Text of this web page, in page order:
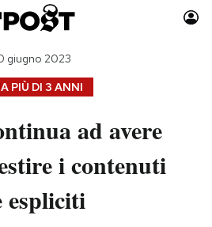
Auto
Moda
Consumismi
Storie/Idee
PIÙ DI 3 ANNI
giugno 2023
ad avere
i contenuti
espliciti